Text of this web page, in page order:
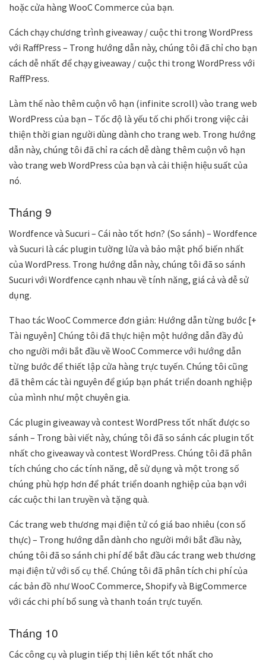
hoặc cửa hàng WooC Commerce của bạn.
Cách chạy chương trình giveaway / cuộc thi trong WordPress
với RaffPress – Trong hướng dẫn này, chúng tôi đã chỉ cho bạn
cách dễ nhất để chạy giveaway / cuộc thi trong WordPress với
RaffPress.
Làm thế nào thêm cuộn vô hạn (infinite scroll) vào trang web
WordPress của bạn – Tốc độ là yếu tố chi phối trong việc cải
thiện thời gian người dùng dành cho trang web. Trong hướng
dẫn này, chúng tôi đã chỉ ra cách dễ dàng thêm cuộn vô hạn
vào trang web WordPress của bạn và cải thiện hiệu suất của
nó.
Tháng 9
Wordfence và Sucuri – Cái nào tốt hơn? (So ​​sánh) – Wordfence
và Sucuri là các plugin tường lửa và bảo mật phổ biến nhất
của WordPress. Trong hướng dẫn này, chúng tôi đã so sánh
Sucuri với Wordfence cạnh nhau về tính năng, giá cả và dễ sử
dụng.
Thao tác WooC Commerce đơn giản: Hướng dẫn từng bước [+
Tài nguyên] Chúng tôi đã thực hiện một hướng dẫn đầy đủ
cho người mới bắt đầu về WooC Commerce với hướng dẫn
từng bước để thiết lập cửa hàng trực tuyến. Chúng tôi cũng
đã thêm các tài nguyên để giúp bạn phát triển doanh nghiệp
của mình như một chuyên gia.
Các plugin giveaway và contest WordPress tốt nhất được so
sánh – Trong bài viết này, chúng tôi đã so sánh các plugin tốt
nhất cho giveaway và contest WordPress. Chúng tôi đã phân
tích chúng cho các tính năng, dễ sử dụng và một trong số
chúng phù hợp hơn để phát triển doanh nghiệp của bạn với
các cuộc thi lan truyền và tặng quà.
Các trang web thương mại điện tử có giá bao nhiêu (con số
thực) – Trong hướng dẫn dành cho người mới bắt đầu này,
chúng tôi đã so sánh chi phí để bắt đầu các trang web thương
mại điện tử với số cụ thể. Chúng tôi đã phân tích chi phí của
các bản đồ như WooC Commerce, Shopify và BigCommerce
với các chi phí bổ sung và thanh toán trực tuyến.
Tháng 10
Các công cụ và plugin tiếp thị liên kết tốt nhất cho